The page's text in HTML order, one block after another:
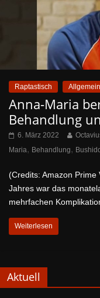
Raptastisch Allgemein
Anna-Maria
Behandlung
6. März 2022
Maria, Behandlung,
(Credits: Amazon
Jahres war das
mehrfachen
Weiterlesen
Aktuell